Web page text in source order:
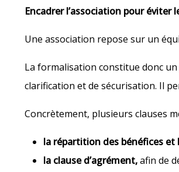
Encadrer l’association pour éviter
Une association repose sur un
La formalisation constitue donc un
clarification et de sécurisation. Il
Concrètement, plusieurs clauses
la répartition des bénéfices
la clause d’agrément,afin de